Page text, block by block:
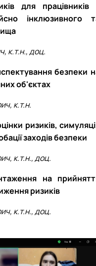
для працівників
інклюзивного
к.т.н., доц.
безпеки
об'єктах
к.т.н.
ризиків,
заходів безпеки
к.т.н., доц.
на
ризиків
к.т.н., доц.